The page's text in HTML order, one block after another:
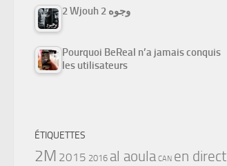
2 Wjouh 2 وجوه
Pourquoi BeReal n’a jamais conquis
les utilisateurs
ÉTIQUETTES
2M 2015 2016 al aoula CAN en direct